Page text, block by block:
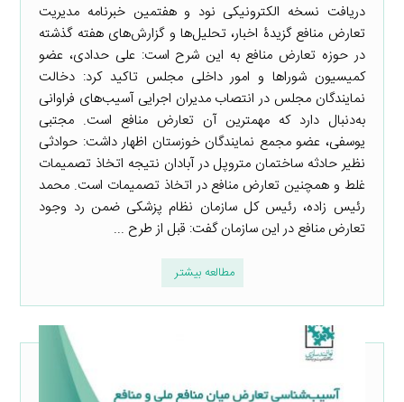
دریافت نسخه الکترونیکی نود و هفتمین خبرنامه مدیریت
تعارض منافع گزیدۀ اخبار، تحلیل‌ها و گزارش‌های هفته گذشته
در حوزه تعارض منافع به این شرح است: علی حدادی، عضو
کمیسیون شوراها و امور داخلی مجلس تاکید کرد: دخالت
نمایندگان مجلس در انتصاب مدیران اجرایی آسیب‌های فراوانی
به‌دنبال دارد که مهمترین آن تعارض منافع است. مجتبی
یوسفی، عضو مجمع نمایندگان خوزستان اظهار داشت: حوادثی
نظیر حادثه ساختمان متروپل در آبادان نتیجه اتخاذ تصمیمات
غلط و همچنین تعارض منافع در اتخاذ تصمیمات است. محمد
رئیس زاده، رئیس کل سازمان نظام پزشکی ضمن رد وجود
تعارض منافع در این سازمان گفت: قبل از طرح ...
مطالعه بیشتر